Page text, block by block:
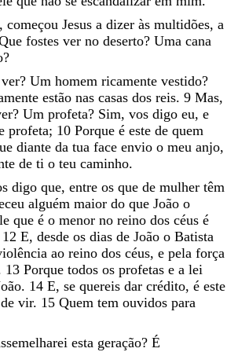
, começou Jesus a dizer às multidões, a
fostes ver no deserto? Uma cana
?
ver? Um homem ricamente vestido?
estão nas casas dos reis. 9 Mas,
? Um profeta? Sim, vos digo eu, e
profeta; 10 Porque é este de quem
diante da tua face envio o meu anjo,
de ti o teu caminho.
digo que, entre os que de mulher têm
alguém maior do que João o
que é o menor no reino dos céus é
12 E, desde os dias de João o Batista
ao reino dos céus, e pela força
13 Porque todos os profetas e a lei
. 14 E, se quereis dar crédito, é este
de vir. 15 Quem tem ouvidos para
esta geração? É